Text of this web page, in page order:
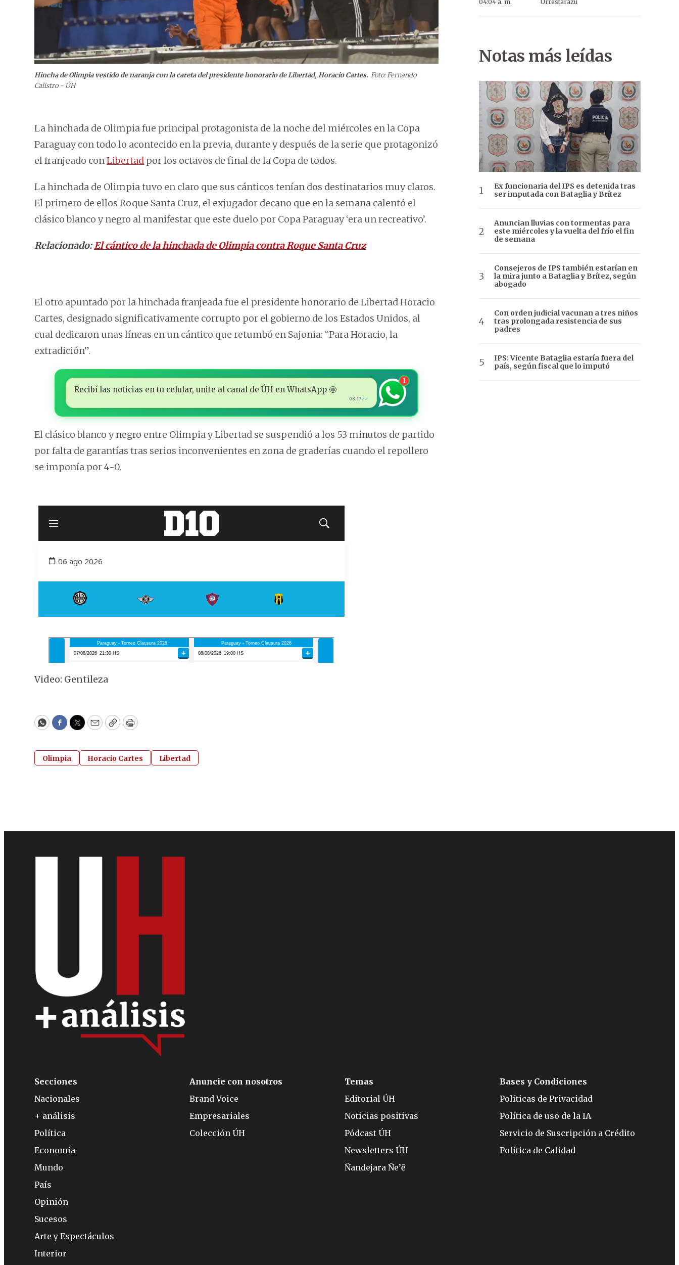
Hincha de Olimpia vestido de naranja con la careta del presidente honorario de Libertad, Horacio Cartes. Foto: Fernando
Calistro - ÚH
La hinchada de Olimpia fue principal protagonista de la noche del miércoles en la Copa
Paraguay con todo lo acontecido en la previa, durante y después de la serie que protagonizó
el franjeado conLibertad por los octavos de final de la Copa de todos.
La hinchada de Olimpia tuvo en claro que sus cánticos tenían dos destinatarios muy claros.
El primero de ellos Roque Santa Cruz, el exjugador decano que en la semana calentó el
clásico blanco y negro al manifestar que este duelo por Copa Paraguay ‘era un recreativo’.
Relacionado:El cántico de la hinchada de Olimpia contra Roque Santa Cruz
El otro apuntado por la hinchada franjeada fue el presidente honorario de Libertad Horacio
Cartes, designado significativamente corrupto por el gobierno de los Estados Unidos, al
cual dedicaron unas líneas en un cántico que retumbó en Sajonia: “Para Horacio, la
extradición”.
Recibí las noticias en tu celular, unite al canal de ÚH en WhatsApp 🤩
08:17✓✓
1
El clásico blanco y negro entre Olimpia y Libertad se suspendió a los 53 minutos de partido
por falta de garantías tras serios inconvenientes en zona de graderías cuando el repollero
se imponía por 4-0.
Video: Gentileza
WhatsApp
Facebook
Twitter
EmailCopyPrint
Olimpia Horacio Cartes Libertad
04:04 a. m.
Urrestarazu
Notas más leídas
Ex funcionaria del IPS es detenida tras
ser imputada con Bataglia y Brítez
Anuncian lluvias con tormentas para
este miércoles y la vuelta del frío el fin
de semana
Consejeros de IPS también estarían en
la mira junto a Bataglia y Brítez, según
abogado
Con orden judicial vacunan a tres niños
tras prolongada resistencia de sus
padres
IPS: Vicente Bataglia estaría fuera del
país, según fiscal que lo imputó
Secciones
Nacionales
+ análisis
Política
Economía
Mundo
País
Opinión
Sucesos
Arte y Espectáculos
Interior
Anuncie con nosotros
Brand Voice
Empresariales
Colección ÚH
Temas
Editorial ÚH
Noticias positivas
Pódcast ÚH
Newsletters ÚH
Ñandejara Ñe’ẽ
Bases y Condiciones
Políticas de Privacidad
Política de uso de la IA
Servicio de Suscripción a Crédito
Política de Calidad